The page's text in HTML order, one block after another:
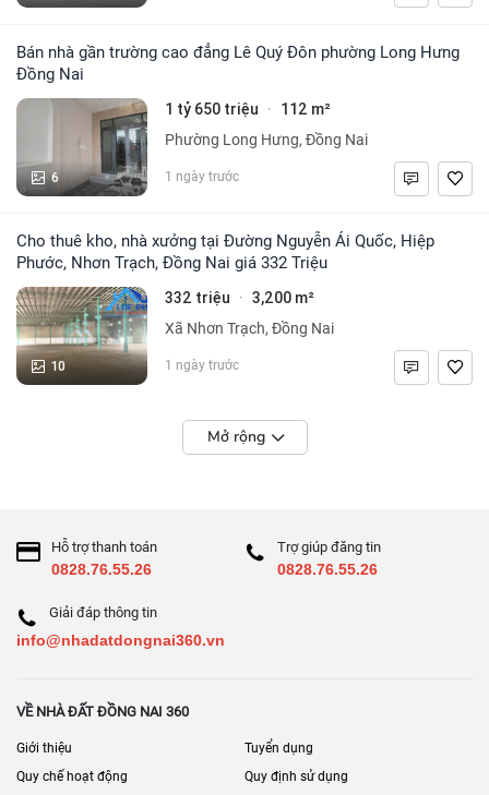
Bán nhà gần trường cao đẳng Lê Quý Đôn phường Long Hưng
Đồng Nai
6
1 tỷ 650 triệu · 112 m²
Phường Long Hưng, Đồng Nai
1 ngày trước
Cho thuê kho, nhà xưởng tại Đường Nguyễn Ái Quốc, Hiệp
Phước, Nhơn Trạch, Đồng Nai giá 332 Triệu
10
332 triệu · 3,200 m²
Xã Nhơn Trạch, Đồng Nai
1 ngày trước
Mở rộng
Hỗ trợ thanh toán
0828.76.55.26
Trợ giúp đăng tin
0828.76.55.26
Giải đáp thông tin
info@nhadatdongnai360.vn
VỀ NHÀ ĐẤT ĐỒNG NAI 360
Giới thiệu
Tuyển dụng
Quy chế hoạt động
Quy định sử dụng